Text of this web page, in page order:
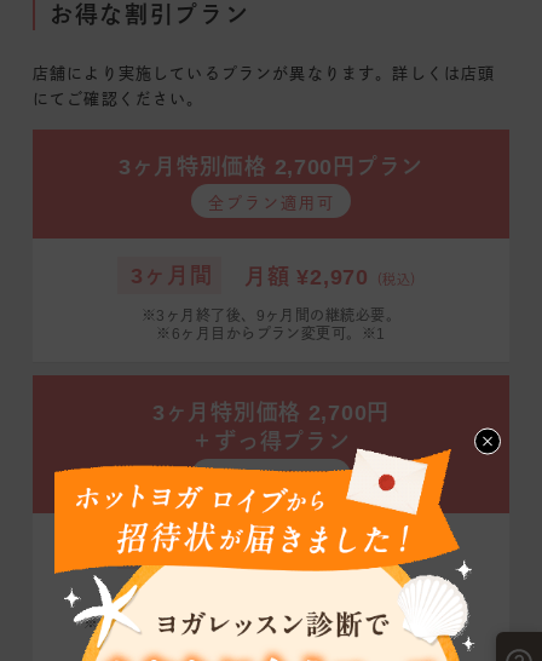
お得な割引プラン
店舗により実施しているプランが異なります。詳しくは店頭
にてご確認ください。
3ヶ月特別価格 2,700円プラン
全プラン適用可
3ヶ月間 月額 ¥2,970 （税込）
※3ヶ月終了後、9ヶ月間の継続必要。
※6ヶ月目からプラン変更可。※1
3ヶ月特別価格 2,700円
＋ずっ得プラン
全プラン適用可
3ヶ月間 月額 ¥2,970（税込）
4ヶ月目以降 通常価格から¥1,100引き
※24ヶ月間の継続必要。※6ヶ月目からプラン変更可。
※月4回プランに変更の場合は550円引き。※1